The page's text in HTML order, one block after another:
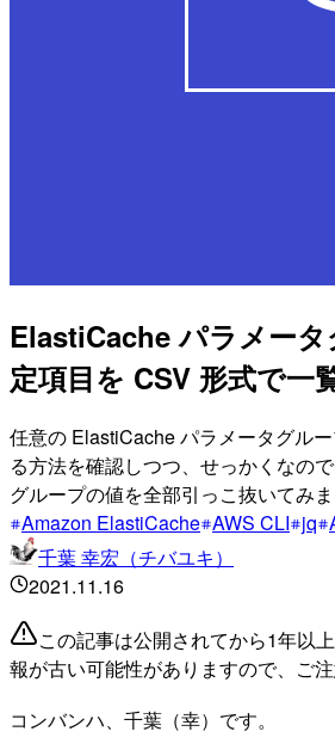
ElastiCache パラメー
定項目を CSV 形式で一
任意の ElastiCache パラメータグル
る方法を確認しつつ、せっかくなの
グループの値を全部引っこ抜いてみま
Amazon ElastiCache AWS CLI jq
千葉 幸宏（チバユキ）
2021.11.16
この記事は公開されてから1年以
報が古い可能性がありますので、ご注
コンバンハ、千葉（幸）です。